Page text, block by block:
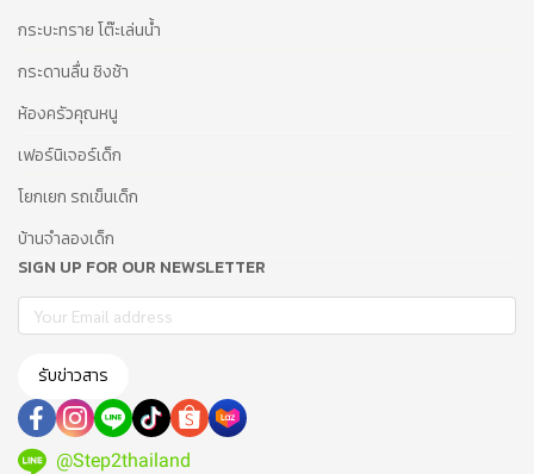
กระบะทราย โต๊ะเล่นน้ำ
กระดานลื่น ชิงช้า
ห้องครัวคุณหนู
เฟอร์นิเจอร์เด็ก
โยกเยก รถเข็นเด็ก
บ้านจำลองเด็ก
SIGN UP FOR OUR NEWSLETTER
รับข่าวสาร
@Step2thailand